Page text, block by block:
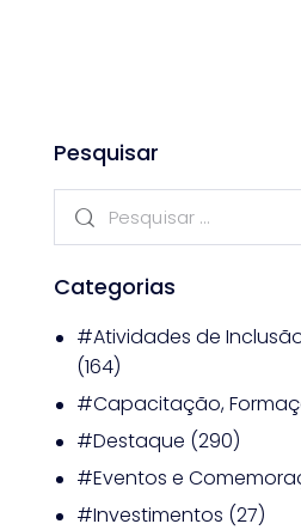
Pesquisar
Categorias
#Atividades de
(164)
#Capacitação,
#Destaque (290)
#Eventos e
#Investimentos (27)